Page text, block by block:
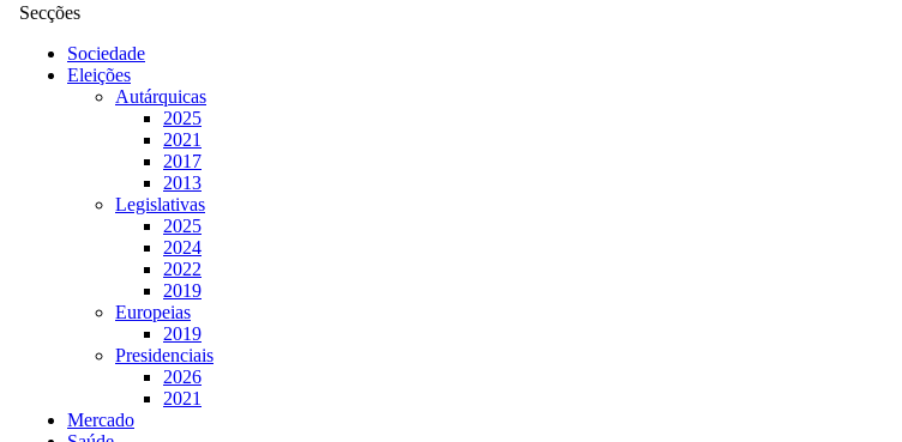
Secções
Sociedade
Eleições
Autárquicas
2025
2021
2017
2013
Legislativas
2025
2024
2022
2019
Europeias
2019
Presidenciais
2026
2021
Mercado